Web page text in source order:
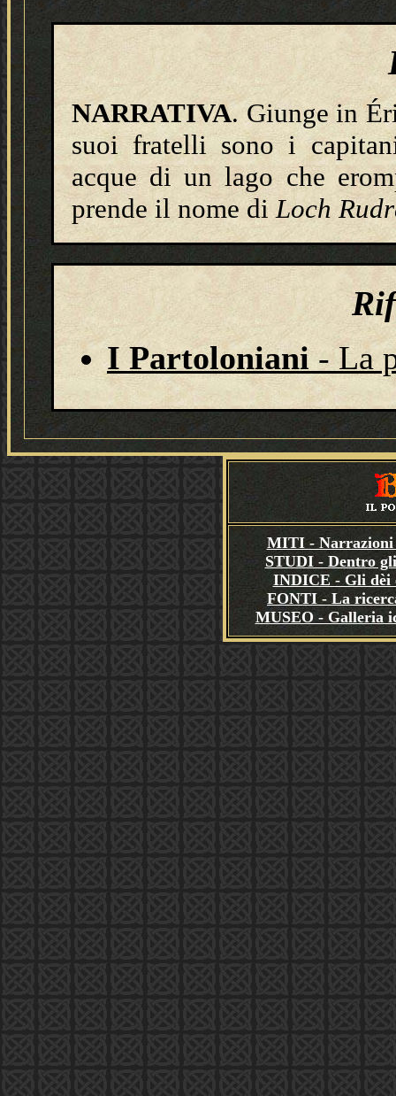
NARRATIVA. Giunge in
suoi fratelli sono i
acque di un lago che
prende il nome diLoch
I Partoloniani- La
MITI - Narrazioni
STUDI - Dentro
INDICE - Gli dèi
FONTI - La
MUSEO - Galleria